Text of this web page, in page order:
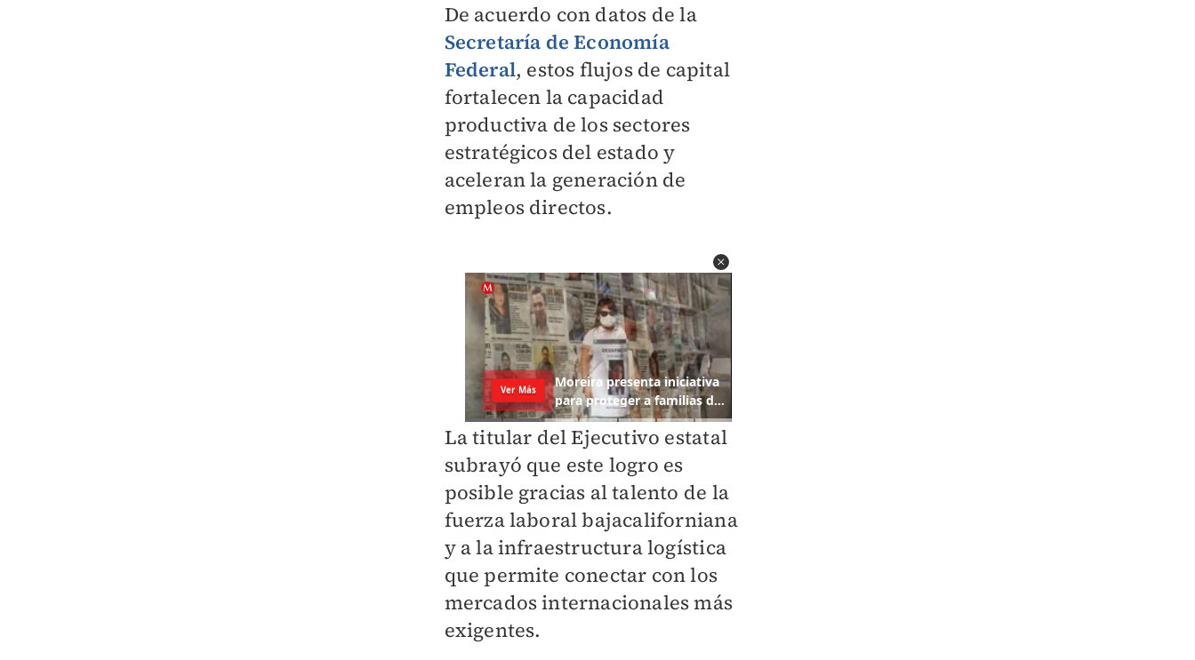
De acuerdo con datos de la
Secretaría de Economía
Federal, estos flujos de capital
fortalecen la capacidad
productiva de los sectores
estratégicos del estado y
aceleran la generación de
empleos directos.
La titular del Ejecutivo estatal
subrayó que este logro es
posible gracias al talento de la
fuerza laboral bajacaliforniana
y a la infraestructura logística
que permite conectar con los
mercados internacionales más
exigentes.